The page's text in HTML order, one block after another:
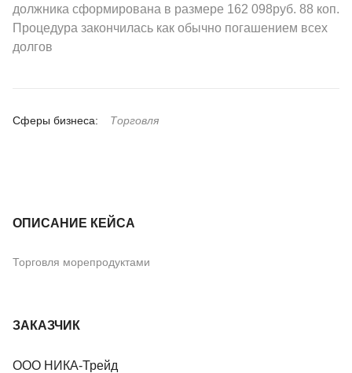
должника сформирована в размере 162 098руб. 88 коп.
Процедура закончилась как обычно погашением всех
долгов
Сферы бизнеса: Торговля
ОПИСАНИЕ КЕЙСА
Торговля морепродуктами
ЗАКАЗЧИК
ООО НИКА-Трейд